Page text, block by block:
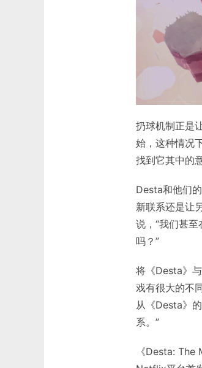
扔球机制正是
始，这种情况
找到它其中的
Desta和他们
新联系还是让
说，“我们甚
吗？”
将《Desta》
戏有很大的不
从《Desta》
系。”
《Desta: